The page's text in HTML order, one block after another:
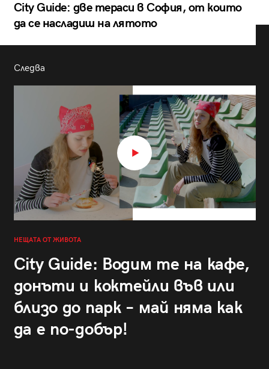
City Guide: две тераси в София, от които
да се насладиш на лятото
Следва
НЕЩАТА ОТ ЖИВОТА
City Guide: Водим те на кафе,
донъти и коктейли във или
близо до парк – май няма как
да е по-добър!